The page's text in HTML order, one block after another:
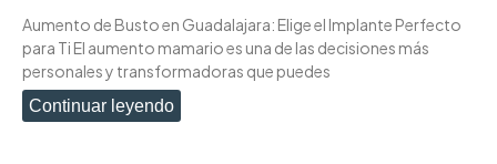
Aumento de Busto en Guadalajara: Elige el Implante Perfecto
para Ti El aumento mamario es una de las decisiones más
personales y transformadoras que puedes
Continuar leyendo